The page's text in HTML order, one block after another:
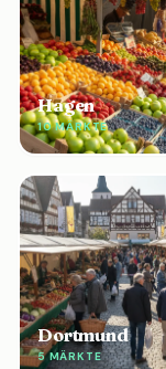
Hagen
10 MÄRKTE
Dortmund
5 MÄRKTE